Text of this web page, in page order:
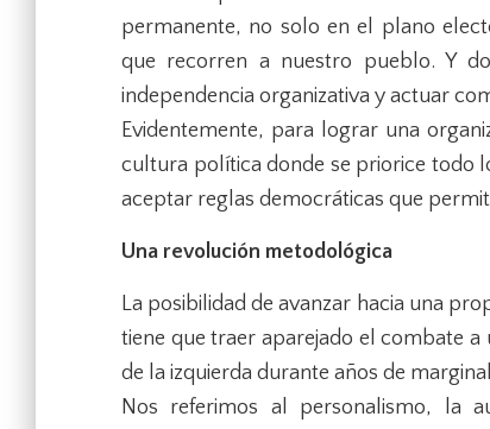
permanente, no solo en el plano
que recorren a nuestro pueblo. Y
independencia organizativa y actuar
Evidentemente, para lograr una
cultura política donde se priorice todo
aceptar reglas democráticas que
Una revolución metodológica
La posibilidad de avanzar hacia una
tiene que traer aparejado el combate a
de la izquierda durante años de
Nos referimos al personalismo, la